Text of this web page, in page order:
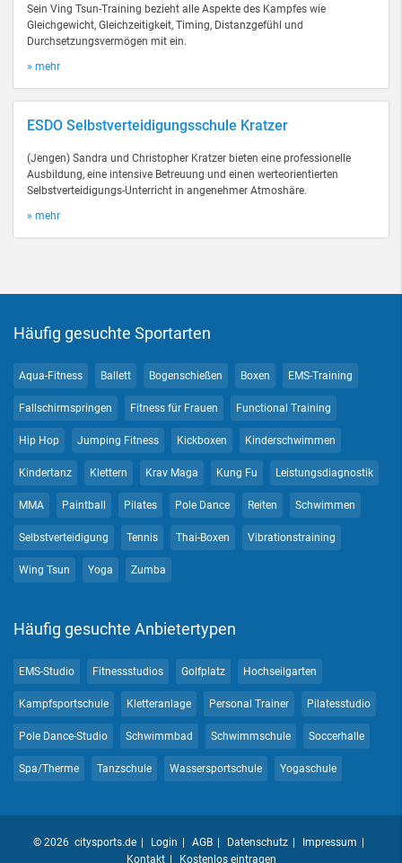
Sein Ving Tsun-Training bezieht alle Aspekte des Kampfes wie
Gleichgewicht, Gleichzeitigkeit, Timing, Distanzgefühl und
Durchsetzungsvermögen mit ein.
» mehr
ESDO Selbstverteidigungsschule Kratzer
(Jengen) Sandra und Christopher Kratzer bieten eine professionelle
Ausbildung, eine intensive Betreuung und einen werteorientierten
Selbstverteidigungs-Unterricht in angenehmer Atmoshäre.
» mehr
Häufig gesuchte Sportarten
Aqua-Fitness Ballett Bogenschießen Boxen EMS-Training
Fallschirmspringen Fitness für Frauen Functional Training
Hip Hop Jumping Fitness Kickboxen Kinderschwimmen
Kindertanz Klettern Krav Maga Kung Fu Leistungsdiagnostik
MMA Paintball Pilates Pole Dance Reiten Schwimmen
Selbstverteidigung Tennis Thai-Boxen Vibrationstraining
Wing Tsun Yoga Zumba
Häufig gesuchte Anbietertypen
EMS-Studio Fitnessstudios Golfplatz Hochseilgarten
Kampfsportschule Kletteranlage Personal Trainer Pilatesstudio
Pole Dance-Studio Schwimmbad Schwimmschule Soccerhalle
Spa/Therme Tanzschule Wassersportschule Yogaschule
© 2026 citysports.de Login AGB Datenschutz
Impressum
Kontakt
Kostenlos eintragen